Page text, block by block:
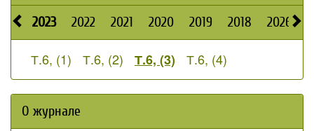
2023 2022 2021 2020 2019 2018 2026
Т.6, (1) Т.6, (2) Т.6, (3) Т.6, (4)
О журнале